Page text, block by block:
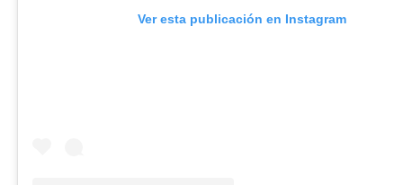
Ver esta publicación en Instagram